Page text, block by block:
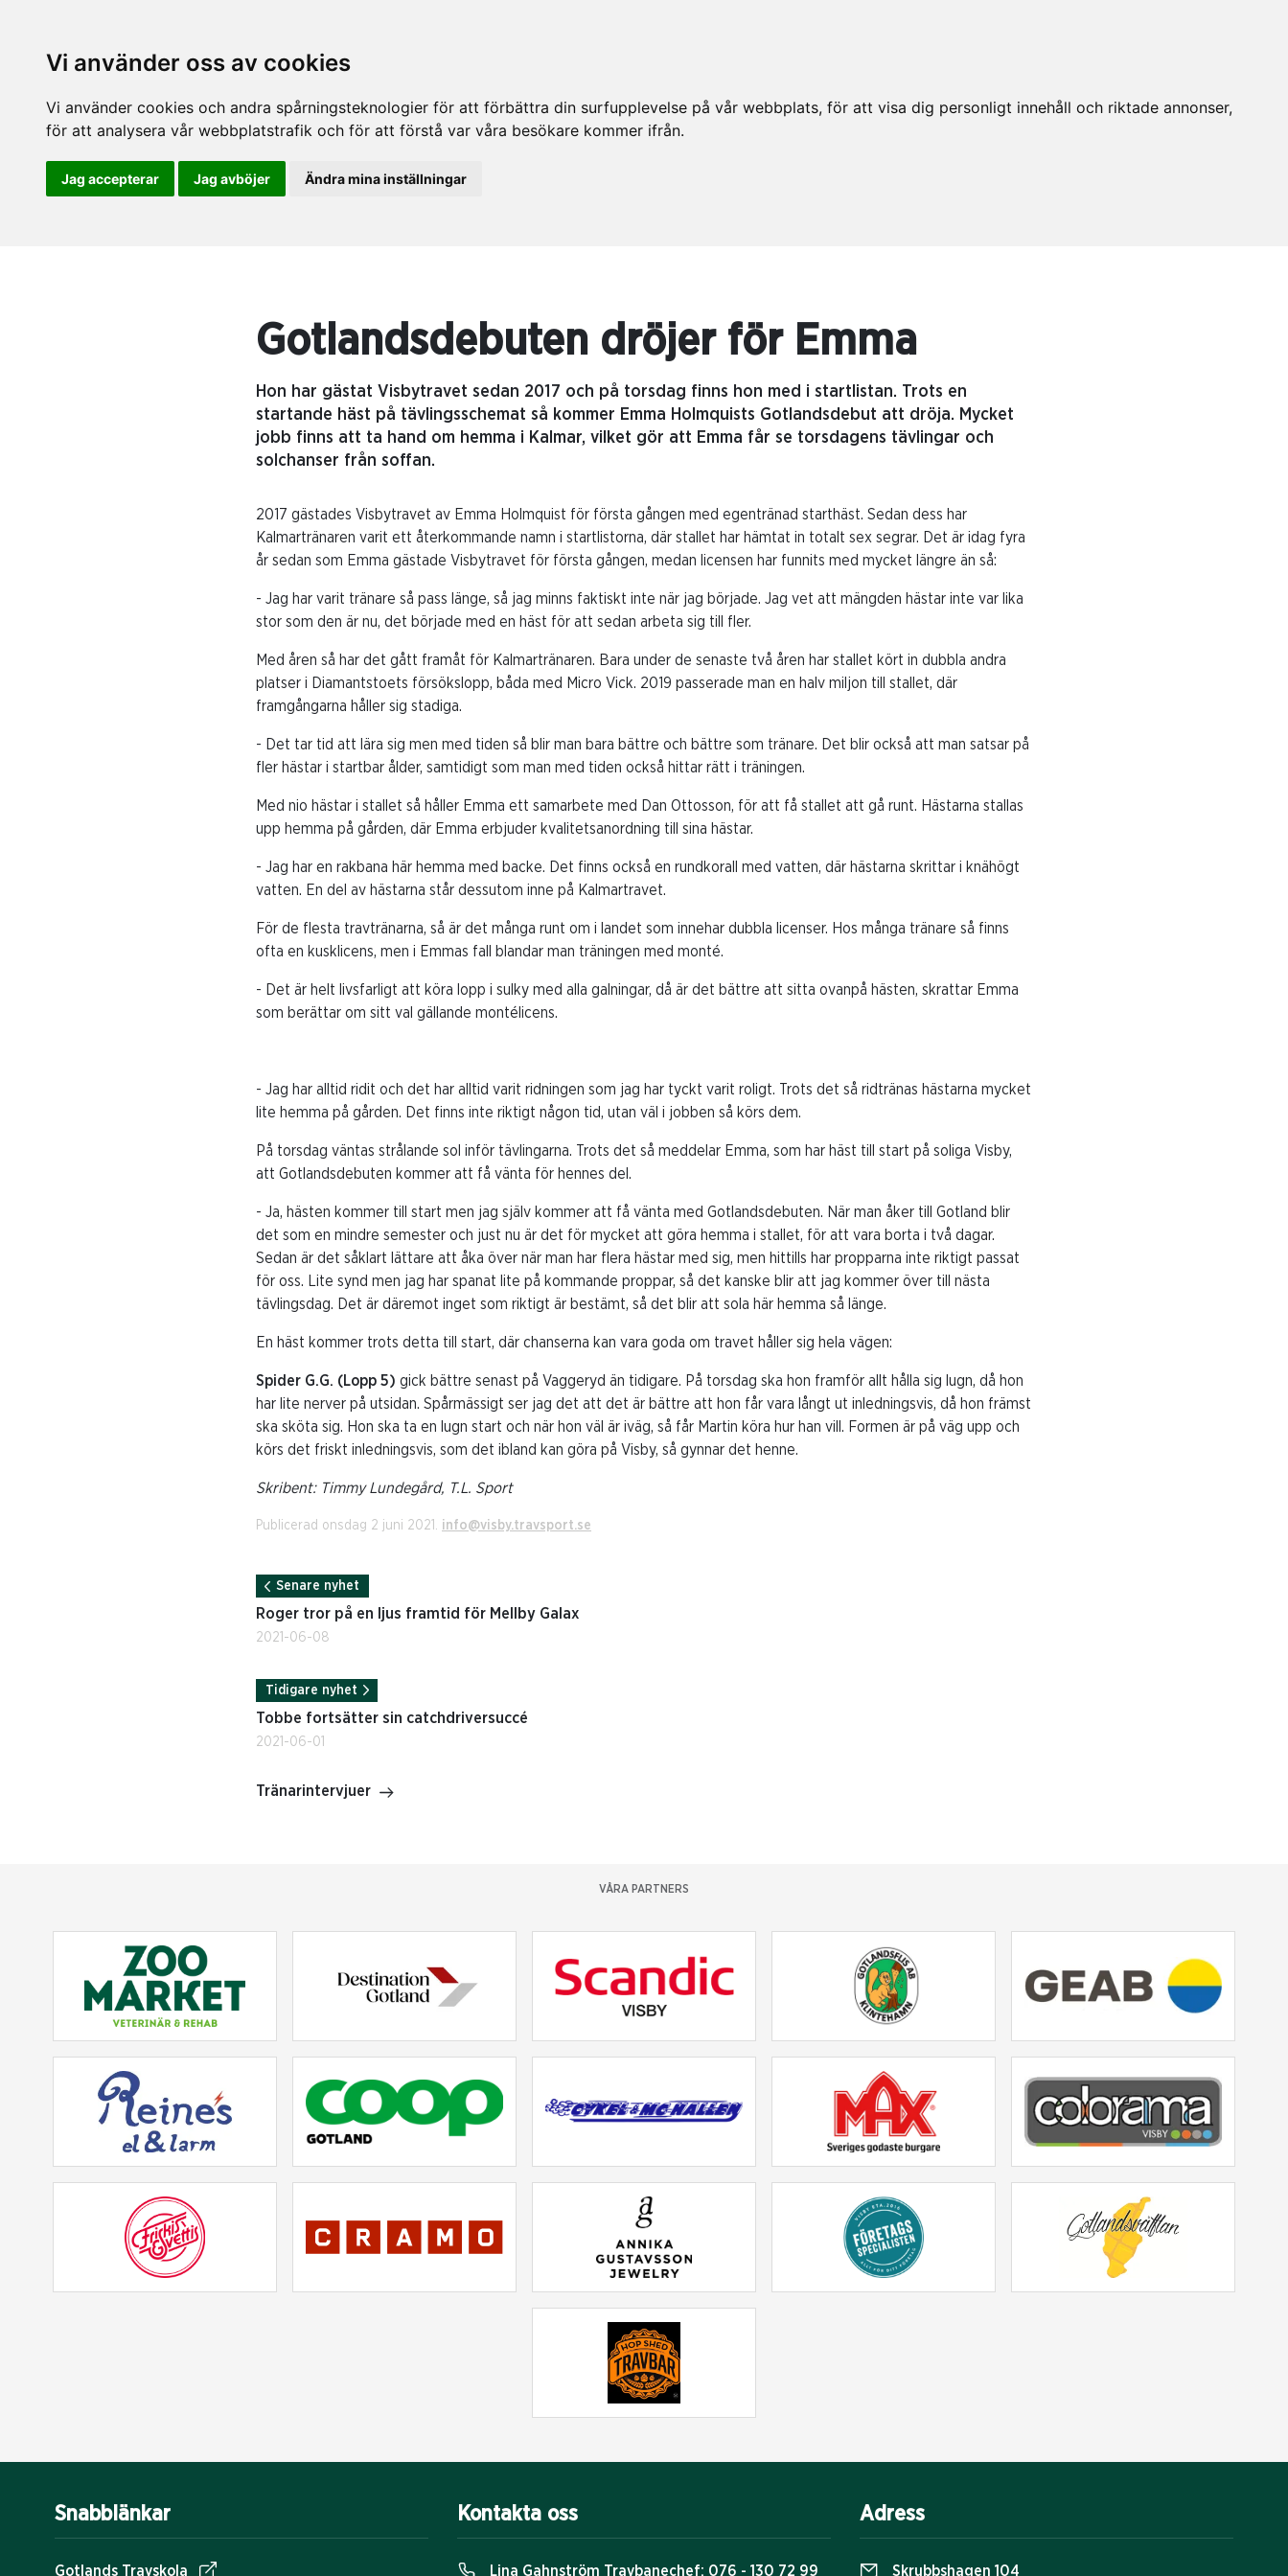
Vi använder oss av cookies
Vi använder cookies och andra spårningsteknologier för att förbättra din surfupplevelse på vår webbplats, för att visa dig personligt innehåll och riktade annonser,
för att analysera vår webbplatstrafik och för att förstå var våra besökare kommer ifrån.
Jag accepterar Jag avböjer Ändra mina inställningar
Gotlandsdebuten dröjer för Emma
Hon har gästat Visbytravet sedan 2017 och på torsdag finns hon med i startlistan. Trots en
startande häst på tävlingsschemat så kommer Emma Holmquists Gotlandsdebut att dröja. Mycket
jobb finns att ta hand om hemma i Kalmar, vilket gör att Emma får se torsdagens tävlingar och
solchanser från soffan.
2017 gästades Visbytravet av Emma Holmquist för första gången med egentränad starthäst. Sedan dess har
Kalmartränaren varit ett återkommande namn i startlistorna, där stallet har hämtat in totalt sex segrar. Det är idag fyra
år sedan som Emma gästade Visbytravet för första gången, medan licensen har funnits med mycket längre än så:
- Jag har varit tränare så pass länge, så jag minns faktiskt inte när jag började. Jag vet att mängden hästar inte var lika
stor som den är nu, det började med en häst för att sedan arbeta sig till fler.
Med åren så har det gått framåt för Kalmartränaren. Bara under de senaste två åren har stallet kört in dubbla andra
platser i Diamantstoets försökslopp, båda med Micro Vick. 2019 passerade man en halv miljon till stallet, där
framgångarna håller sig stadiga.
- Det tar tid att lära sig men med tiden så blir man bara bättre och bättre som tränare. Det blir också att man satsar på
fler hästar i startbar ålder, samtidigt som man med tiden också hittar rätt i träningen.
Med nio hästar i stallet så håller Emma ett samarbete med Dan Ottosson, för att få stallet att gå runt. Hästarna stallas
upp hemma på gården, där Emma erbjuder kvalitetsanordning till sina hästar.
- Jag har en rakbana här hemma med backe. Det finns också en rundkorall med vatten, där hästarna skrittar i knähögt
vatten. En del av hästarna står dessutom inne på Kalmartravet.
För de flesta travtränarna, så är det många runt om i landet som innehar dubbla licenser. Hos många tränare så finns
ofta en kusklicens, men i Emmas fall blandar man träningen med monté.
- Det är helt livsfarligt att köra lopp i sulky med alla galningar, då är det bättre att sitta ovanpå hästen, skrattar Emma
som berättar om sitt val gällande montélicens.
- Jag har alltid ridit och det har alltid varit ridningen som jag har tyckt varit roligt. Trots det så ridtränas hästarna mycket
lite hemma på gården. Det finns inte riktigt någon tid, utan väl i jobben så körs dem.
På torsdag väntas strålande sol inför tävlingarna. Trots det så meddelar Emma, som har häst till start på soliga Visby,
att Gotlandsdebuten kommer att få vänta för hennes del.
- Ja, hästen kommer till start men jag själv kommer att få vänta med Gotlandsdebuten. När man åker till Gotland blir
det som en mindre semester och just nu är det för mycket att göra hemma i stallet, för att vara borta i två dagar.
Sedan är det såklart lättare att åka över när man har flera hästar med sig, men hittills har propparna inte riktigt passat
för oss. Lite synd men jag har spanat lite på kommande proppar, så det kanske blir att jag kommer över till nästa
tävlingsdag. Det är däremot inget som riktigt är bestämt, så det blir att sola här hemma så länge.
En häst kommer trots detta till start, där chanserna kan vara goda om travet håller sig hela vägen:
Spider G.G. (Lopp 5) gick bättre senast på Vaggeryd än tidigare. På torsdag ska hon framför allt hålla sig lugn, då hon
har lite nerver på utsidan. Spårmässigt ser jag det att det är bättre att hon får vara långt ut inledningsvis, då hon främst
ska sköta sig. Hon ska ta en lugn start och när hon väl är iväg, så får Martin köra hur han vill. Formen är på väg upp och
körs det friskt inledningsvis, som det ibland kan göra på Visby, så gynnar det henne.
Skribent: Timmy Lundegård, T.L. Sport
Publicerad onsdag 2 juni 2021. info@visby.travsport.se
Senare nyhet
Roger tror på en ljus framtid för Mellby Galax
2021-06-08
Tidigare nyhet
Tobbe fortsätter sin catchdriversuccé
2021-06-01
Tränarintervjuer
VÅRA PARTNERS
Snabblänkar
Gotlands Travskola
Kontakta oss
Lina Gahnström Travbanechef: 076 - 130 72 99
Adress
Skrubbshagen 104